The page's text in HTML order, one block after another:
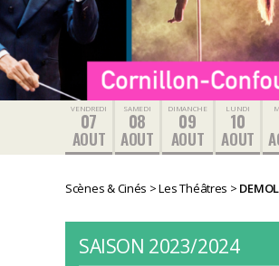
VENDREDI
07
AOUT
SAMEDI
08
AOUT
DIMANCHE
09
AOUT
LUNDI
10
AOUT
Scènes & Cinés >Les Théâtres >
SAISON 2023/2024